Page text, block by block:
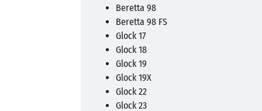
Beretta 98
Beretta 98 FS
Glock 17
Glock 18
Glock 19
Glock 19X
Glock 22
Glock 23